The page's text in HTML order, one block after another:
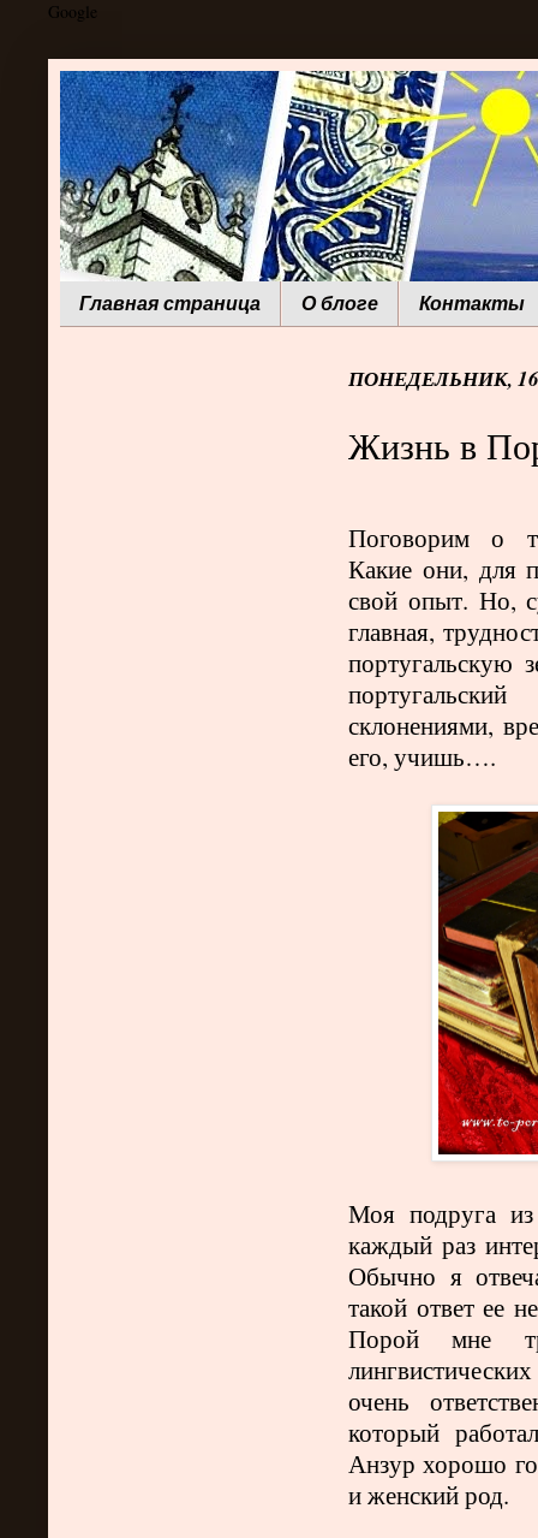
Google
Главная страница О блоге Контакты
ПОНЕДЕЛЬНИК, 16
Жизнь в
Поговорим о
Какие они, для
свой опыт. Но,
главная,
португальскую
склонениями,
его, учишь….
Моя подруга
каждый раз
Обычно я
такой ответ ее
Порой мне
очень
который
Анзур хорошо
и женский род.